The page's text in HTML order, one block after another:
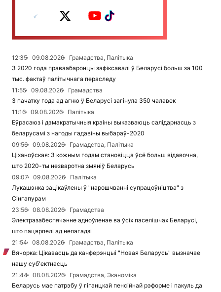
12:35 09.08.2026
Грамадства, Палітыка
З 2020 года праваабаронцы зафіксавалі ў Беларусі больш за 100
тыс. фактаў палітычнага пераследу
11:55
09.08.2026
Грамадства
З пачатку года ад агню ў Беларусі загінула 350 чалавек
11:16
09.08.2026
Палітыка
Еўрасаюз і дэмакратычныя краіны выказваюць салідарнасць з
беларусамі з нагоды гадавіны выбараў-2020
09:56
09.08.2026
Грамадства, Палітыка
Ціханоўская: З кожным годам становіцца ўсё больш відавочна,
што 2020-ты незваротна змяніў Беларусь
09:07
09.08.2026
Палітыка
Лукашэнка зацікаўлены ў "нарошчванні супрацоўніцтва" з
Сінгапурам
23:56
08.08.2026
Грамадства
Электразабеспячэнне адноўленае ва ўсіх паселішчах Беларусі,
што пацярпелі ад непагадзі
21:54
08.08.2026
Грамадства, Палітыка
Вячорка: Цікавасць да канферэнцыі "Новая Беларусь" вызначае
нашу суб'ектнасць
21:44
08.08.2026
Грамадства, Эканоміка
Беларусь мае патрэбу ў гіганцкай пенсійнай рэформе і пакуль да